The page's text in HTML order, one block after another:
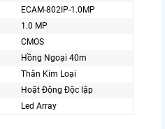
ECAM-802IP-1.0MP
1.0 MP
CMOS
Hồng Ngoại 40m
Thân Kim Loại
Hoặt Động Độc lập
Led Array